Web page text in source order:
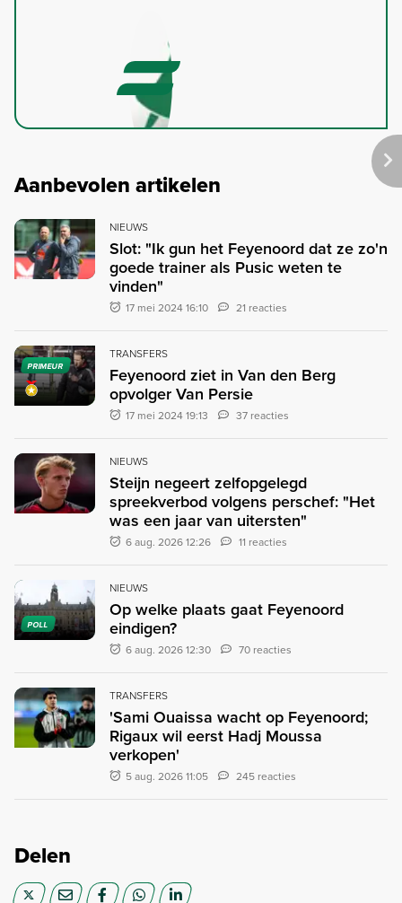
Aanbevolen artikelen
NIEUWS
Slot: "Ik gun het Feyenoord dat ze zo'n
goede trainer als Pusic weten te
vinden"
17 mei 2024 16:10 21 reacties
PRIMEUR
TRANSFERS
Feyenoord ziet in Van den Berg
opvolger Van Persie
17 mei 2024 19:13 37 reacties
NIEUWS
Steijn negeert zelfopgelegd
spreekverbod volgens perschef: "Het
was een jaar van uitersten"
6 aug. 2026 12:26 11 reacties
POLL
NIEUWS
Op welke plaats gaat Feyenoord
eindigen?
6 aug. 2026 12:30 70 reacties
TRANSFERS
'Sami Ouaissa wacht op Feyenoord;
Rigaux wil eerst Hadj Moussa
verkopen'
5 aug. 2026 11:05 245 reacties
Delen